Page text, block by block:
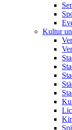
Kultur